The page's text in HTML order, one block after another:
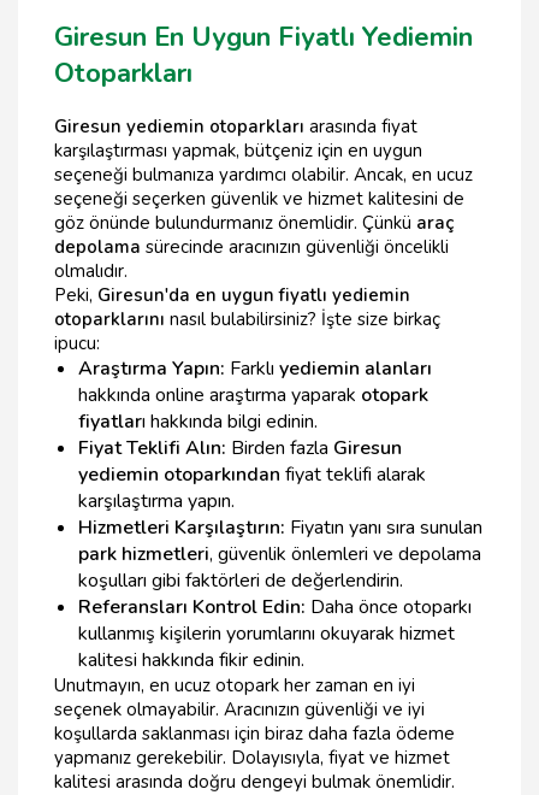
Giresun En Uygun Fiyatlı Yediemin
Otoparkları
Giresun yediemin otoparkları arasında fiyat
karşılaştırması yapmak, bütçeniz için en uygun
seçeneği bulmanıza yardımcı olabilir. Ancak, en ucuz
seçeneği seçerken güvenlik ve hizmet kalitesini de
göz önünde bulundurmanız önemlidir. Çünkü araç
depolama sürecinde aracınızın güvenliği öncelikli
olmalıdır.
Peki, Giresun'da en uygun fiyatlı yediemin
otoparklarını nasıl bulabilirsiniz? İşte size birkaç
ipucu:
Araştırma Yapın: Farklı yediemin alanları
hakkında online araştırma yaparak otopark
fiyatları hakkında bilgi edinin.
Fiyat Teklifi Alın: Birden fazla Giresun
yediemin otoparkından fiyat teklifi alarak
karşılaştırma yapın.
Hizmetleri Karşılaştırın: Fiyatın yanı sıra sunulan
park hizmetleri, güvenlik önlemleri ve depolama
koşulları gibi faktörleri de değerlendirin.
Referansları Kontrol Edin: Daha önce otoparkı
kullanmış kişilerin yorumlarını okuyarak hizmet
kalitesi hakkında fikir edinin.
Unutmayın, en ucuz otopark her zaman en iyi
seçenek olmayabilir. Aracınızın güvenliği ve iyi
koşullarda saklanması için biraz daha fazla ödeme
yapmanız gerekebilir. Dolayısıyla, fiyat ve hizmet
kalitesi arasında doğru dengeyi bulmak önemlidir.